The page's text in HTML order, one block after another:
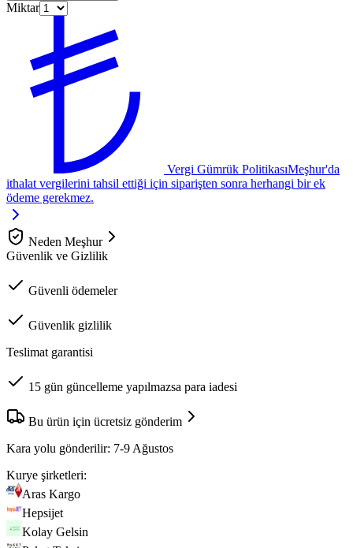
Miktar
Vergi Gümrük PolitikasıMeşhur'da
ithalat vergilerini tahsil ettiği için siparişten sonra herhangi bir ek
ödeme gerekmez.
Neden Meşhur
Güvenlik ve Gizlilik
Güvenli ödemeler
Güvenlik gizlilik
Teslimat garantisi
15 gün güncelleme yapılmazsa para iadesi
Bu ürün için ücretsiz gönderim
Kara yolu gönderilir: 7-9 Ağustos
Kurye şirketleri:
Aras Kargo
Hepsijet
Kolay Gelsin